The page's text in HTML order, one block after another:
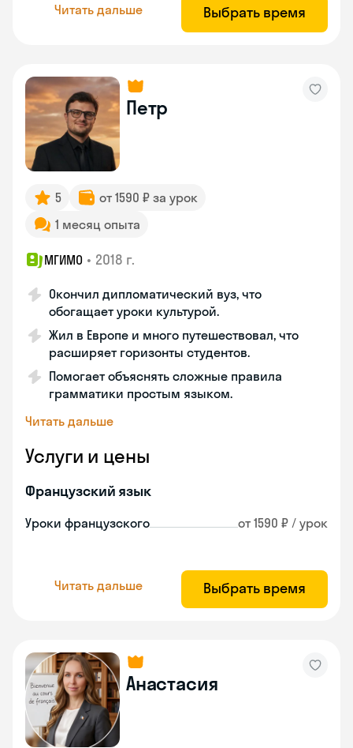
Читать дальше Выбрать время
Петр
5
от 1590 ₽ за урок
1 месяц опыта
МГИМО • 2018 г.
Окончил дипломатический вуз, что
обогащает уроки культурой.
Жил в Европе и много путешествовал, что
расширяет горизонты студентов.
Помогает объяснять сложные правила
грамматики простым языком.
Читать дальше
Услуги и цены
Французский язык
Уроки французского от 1590 ₽ / урок
Читать дальше Выбрать время
Анастасия